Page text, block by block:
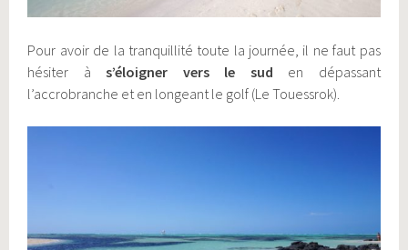
Pour avoir de la tranquillité toute la journée, il ne faut pas
hésiter às’éloigner vers le sud en dépassant
l’accrobranche et en longeant le golf (Le Touessrok).